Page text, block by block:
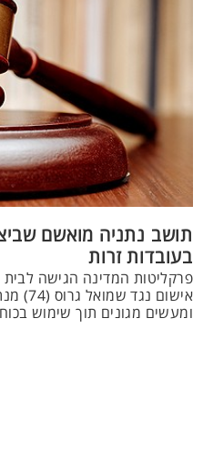
תושב נתניה מואשם
בעובדות זרות
פרקליטות המדינה הגישה
אישום
ומעשים מגונים תוך שימוש